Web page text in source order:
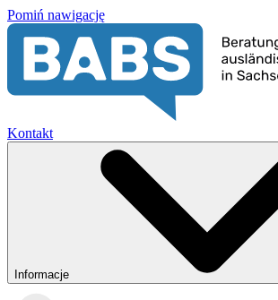
Pomiń nawigację
Kontakt
Informacje